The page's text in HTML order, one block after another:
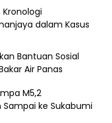
dalam Kasus
Bantuan Sosial
Air Panas
M5,2
ke Sukabumi